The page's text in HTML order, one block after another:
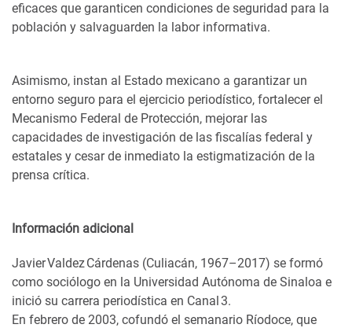
eficaces que garanticen condiciones de seguridad para la
población y salvaguarden la labor informativa.
Asimismo, instan al Estado mexicano a garantizar un
entorno seguro para el ejercicio periodístico, fortalecer el
Mecanismo Federal de Protección, mejorar las
capacidades de investigación de las fiscalías federal y
estatales y cesar de inmediato la estigmatización de la
prensa crítica.
Información adicional
Javier Valdez Cárdenas (Culiacán, 1967–2017) se formó
como sociólogo en la Universidad Autónoma de Sinaloa e
inició su carrera periodística en Canal 3.
En febrero de 2003, cofundó el semanario Ríodoce, que